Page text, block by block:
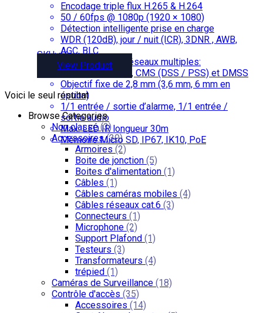
Encodage triple flux H.265 & H.264
50 / 60fps @ 1080p (1920 × 1080)
Détection intelligente prise en charge
WDR (120dB), jour / nuit (ICR), 3DNR , AWB,
AGC, BLC
Surveillance de réseaux multiples:
visionneuse Web, CMS (DSS / PSS) et DMSS
Objectif fixe de 2,8 mm (3,6 mm, 6 mm en
option)
1/1 entrée / sortie d’alarme, 1/1 entrée /
sortie audio
Max. LED IR longueur 30m
Mémoire Micro SD, IP67, IK10, PoE
SKU: n/a
View Product
Voici le seul résultat
Browse Categories
Non classé(3)
Accessoires(30)
Armoires (2)
Boite de jonction (5)
Boites d'alimentation (1)
Câbles (1)
Câbles caméras mobiles (4)
Câbles réseaux cat.6 (3)
Connecteurs (1)
Microphone (2)
Support Plafond (1)
Testeurs (3)
Transformateurs (4)
trépied (1)
Caméras de Surveillance (18)
Contrôle d'accès (35)
Accessoires (14)